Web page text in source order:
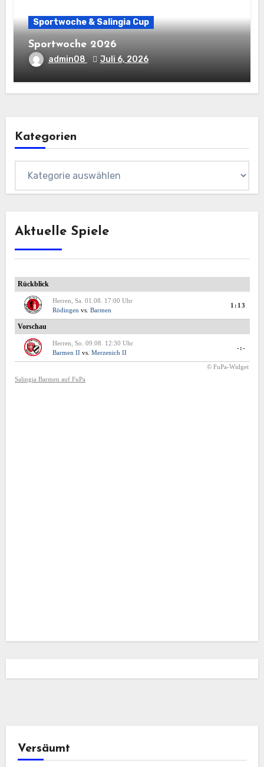
Sportwoche & Salingia Cup
Sportwoche 2026
admin08 Juli 6, 2026
Kategorien
Aktuelle Spiele
Versäumt